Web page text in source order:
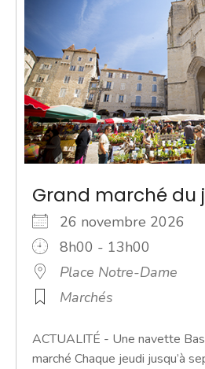
Grand marché du
26 novembre 2026
8h00 - 13h00
Place Notre-Dame
Marchés
ACTUALITÉ - Une navette
marché Chaque jeudi jusqu’à